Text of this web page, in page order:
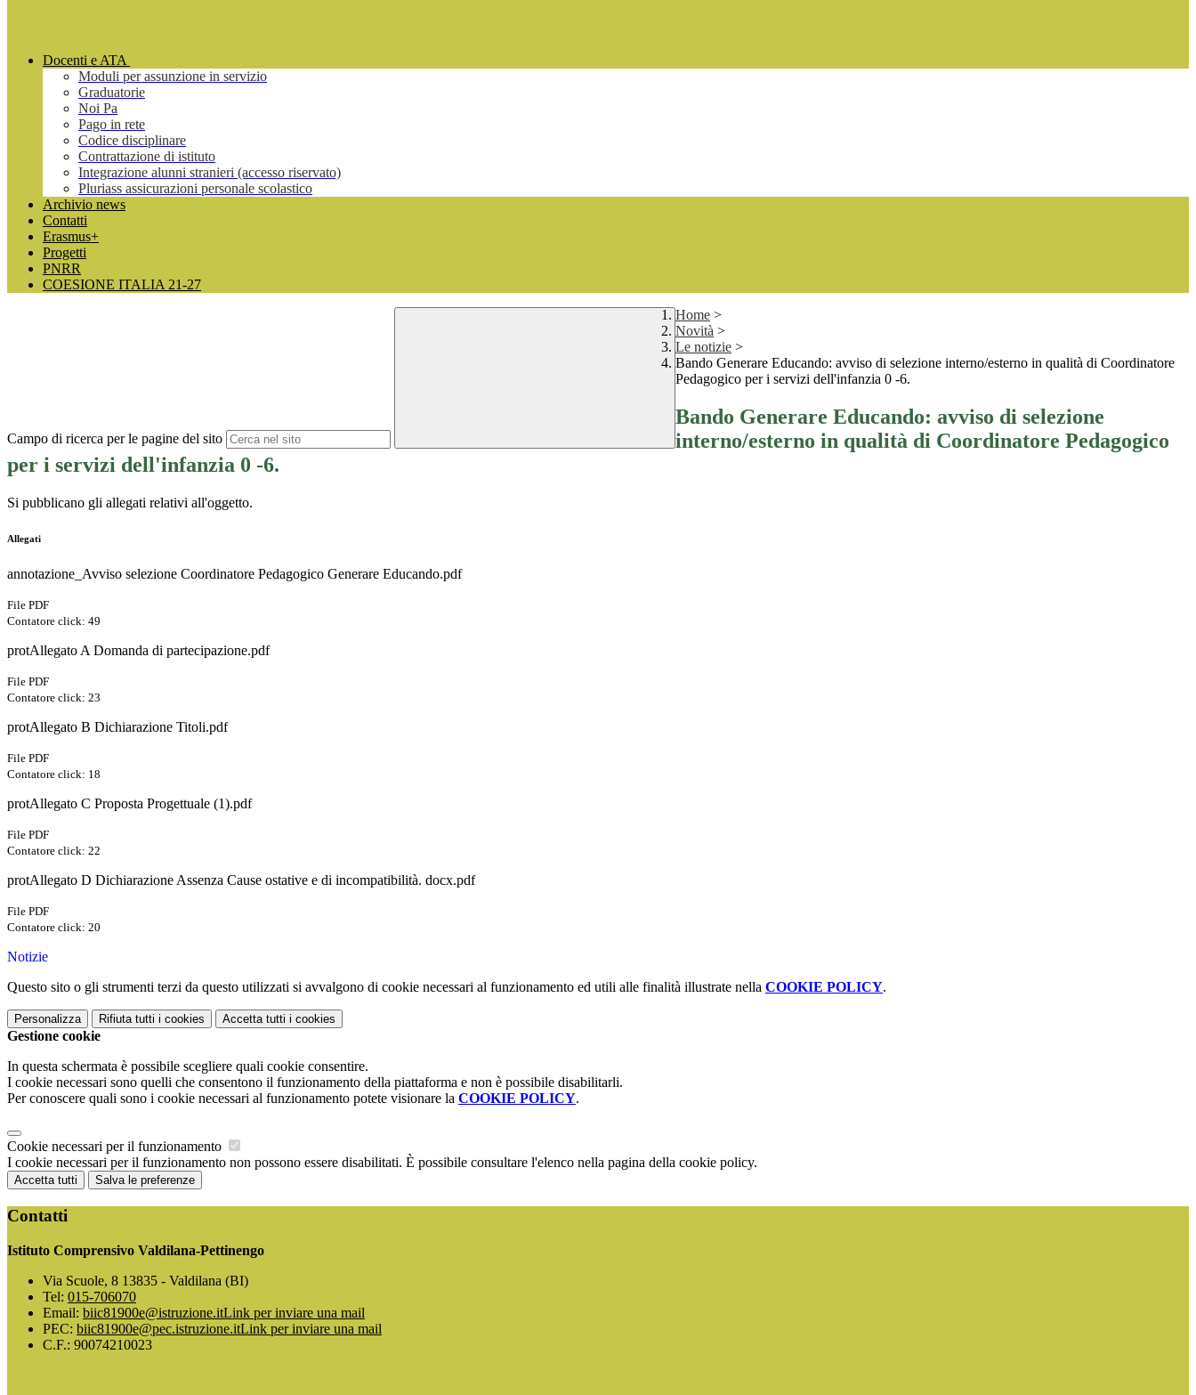
Docenti e ATA
Moduli per assunzione in servizio
Graduatorie
Noi Pa
Pago in rete
Codice disciplinare
Contrattazione di istituto
Integrazione alunni stranieri (accesso riservato)
Pluriass assicurazioni personale scolastico
Archivio news
Contatti
Erasmus+
Progetti
PNRR
COESIONE ITALIA 21-27
Campo di ricerca per le pagine del sito
Home >
Novità >
Le notizie >
Bando Generare Educando: avviso di selezione interno/esterno in qualità di Coordinatore
Pedagogico per i servizi dell'infanzia 0 -6.
Bando Generare Educando: avviso di selezione
interno/esterno in qualità di Coordinatore Pedagogico
per i servizi dell'infanzia 0 -6.
Si pubblicano gli allegati relativi all'oggetto.
Allegati
annotazione_Avviso selezione Coordinatore Pedagogico Generare Educando.pdf
File PDF
Contatore click: 49
protAllegato A Domanda di partecipazione.pdf
File PDF
Contatore click: 23
protAllegato B Dichiarazione Titoli.pdf
File PDF
Contatore click: 18
protAllegato C Proposta Progettuale (1).pdf
File PDF
Contatore click: 22
protAllegato D Dichiarazione Assenza Cause ostative e di incompatibilità. docx.pdf
File PDF
Contatore click: 20
Notizie
Questo sito o gli strumenti terzi da questo utilizzati si avvalgono di cookie necessari al funzionamento ed utili alle finalità illustrate nella COOKIE POLICY.
Personalizza Rifiuta tutti i cookies Accetta tutti i cookies
Gestione cookie
In questa schermata è possibile scegliere quali cookie consentire.
I cookie necessari sono quelli che consentono il funzionamento della piattaforma e non è possibile disabilitarli.
Per conoscere quali sono i cookie necessari al funzionamento potete visionare la COOKIE POLICY.
Cookie necessari per il funzionamento
I cookie necessari per il funzionamento non possono essere disabilitati. È possibile consultare l'elenco nella pagina della cookie policy.
Accetta tutti Salva le preferenze
Contatti
Istituto Comprensivo Valdilana-Pettinengo
Via Scuole, 8 13835 - Valdilana (BI)
Tel: 015-706070
Email: biic81900e@istruzione.itLink per inviare una mail
PEC: biic81900e@pec.istruzione.itLink per inviare una mail
C.F.: 90074210023